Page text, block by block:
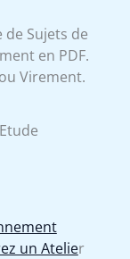
Sujets de
en PDF.
Virement.
un Atelier